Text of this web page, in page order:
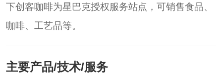
下创客咖啡为星巴克授权服务站点，可销售食品、
咖啡、工艺品等。
主要产品/技术/服务